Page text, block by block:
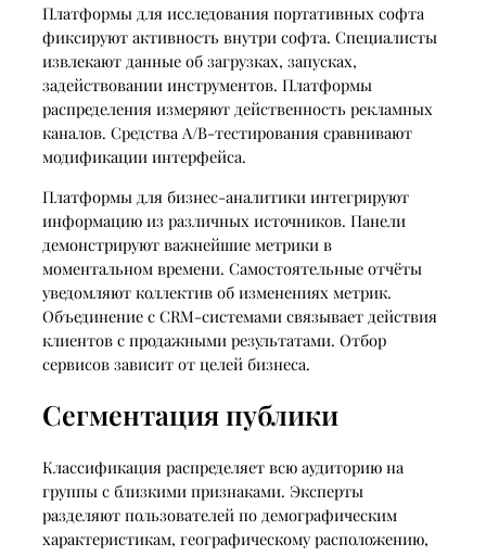
Платформы для исследования портативных софта
фиксируют активность внутри софта. Специалисты
извлекают данные об загрузках, запусках,
задействовании инструментов. Платформы
распределения измеряют действенность рекламных
каналов. Средства A/B-тестирования сравнивают
модификации интерфейса.
Платформы для бизнес-аналитики интегрируют
информацию из различных источников. Панели
демонстрируют важнейшие метрики в
моментальном времени. Самостоятельные отчёты
уведомляют коллектив об изменениях метрик.
Объединение с CRM-системами связывает действия
клиентов с продажными результатами. Отбор
сервисов зависит от целей бизнеса.
Сегментация публики
Классификация распределяет всю аудиторию на
группы с близкими признаками. Эксперты
разделяют пользователей по демографическим
характеристикам, географическому расположению,